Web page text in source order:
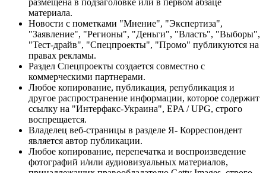
материала.
Новости с пометками "Мнение", "Экспертиза",
"Заявление", "Регионы", "Деньги", "Власть", "Выборы",
"Тест-драйв", "Спецпроекты", "Промо" публикуются на
правах рекламы.
Раздел Спецпроекты создается совместно с
коммерческими партнерами.
Любое копирование, публикация, републикация и
другое распространение информации, которое содержит
ссылку на "Интерфакс-Украина", EPA / UPG, строго
воспрещается.
Владелец веб-страницы в разделе Я- Корреспондент
является автор публикации.
Любое копирование, перепечатка и воспроизведение
фотографий и/или аудиовизуальных материалов,